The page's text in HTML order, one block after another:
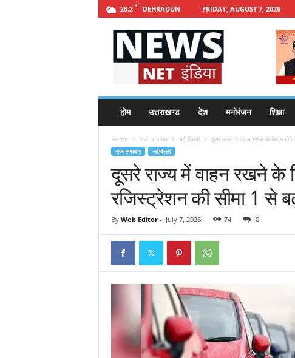
28.2 C DEHRADUN FRIDAY, AUGUST 7, 2026
n
a
होम उत्तराखण्ड देश मनोरंजन शिक्षा
Home राज्य समाचार नई दिल्ली दूसरे राज्य में वाहन रखने के नियम होंगे
राज्य समाचार नई दिल्ली
दूसरे राज्य में वाहन रखने के
रजिस्ट्रेशन की सीमा 1 से
By Web Editor- July 7, 2026 74 0